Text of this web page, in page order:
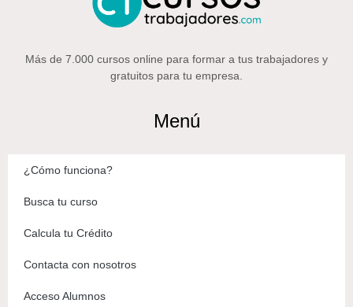
Más de 7.000 cursos online para formar a tus trabajadores y
gratuitos para tu empresa.
Menú
¿Cómo funciona?
Busca tu curso
Calcula tu Crédito
Contacta con nosotros
Acceso Alumnos